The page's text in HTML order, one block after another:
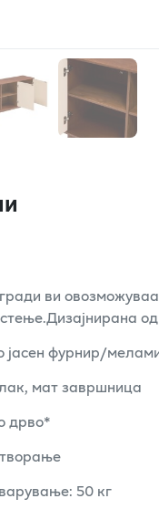
ви
јасен фурнир/
мат завршница
дрво*
50 кг